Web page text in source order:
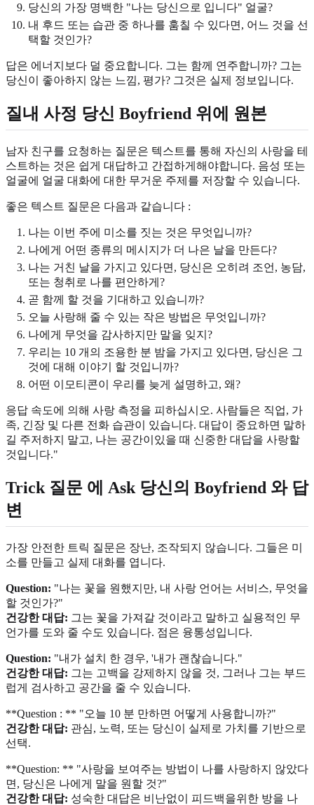
당신의 가장 명백한 "나는 당신으로 입니다" 얼굴?
내 후드 또는 습관 중 하나를 훔칠 수 있다면, 어느 것을 선
택할 것인가?
답은 에너지보다 덜 중요합니다. 그는 함께 연주합니까? 그는
당신이 좋아하지 않는 느낌, 평가? 그것은 실제 정보입니다.
질내 사정 당신 Boyfriend 위에 원본
남자 친구를 요청하는 질문은 텍스트를 통해 자신의 사랑을 테
스트하는 것은 쉽게 대답하고 간접하게해야합니다. 음성 또는
얼굴에 얼굴 대화에 대한 무거운 주제를 저장할 수 있습니다.
좋은 텍스트 질문은 다음과 같습니다 :
나는 이번 주에 미소를 짓는 것은 무엇입니까?
나에게 어떤 종류의 메시지가 더 나은 날을 만든다?
나는 거친 날을 가지고 있다면, 당신은 오히려 조언, 농담,
또는 청취로 나를 편안하게?
곧 함께 할 것을 기대하고 있습니까?
오늘 사랑해 줄 수 있는 작은 방법은 무엇입니까?
나에게 무엇을 감사하지만 말을 잊지?
우리는 10 개의 조용한 분 밤을 가지고 있다면, 당신은 그
것에 대해 이야기 할 것입니까?
어떤 이모티콘이 우리를 늦게 설명하고, 왜?
응답 속도에 의해 사랑 측정을 피하십시오. 사람들은 직업, 가
족, 긴장 및 다른 전화 습관이 있습니다. 대답이 중요하면 말하
길 주저하지 말고, 나는 공간이있을 때 신중한 대답을 사랑할
것입니다."
Trick 질문 에 Ask 당신의 Boyfriend 와 답
변
가장 안전한 트릭 질문은 장난, 조작되지 않습니다. 그들은 미
소를 만들고 실제 대화를 엽니다.
Question: "나는 꽃을 원했지만, 내 사랑 언어는 서비스, 무엇을
할 것인가?"
건강한 대답: 그는 꽃을 가져갈 것이라고 말하고 실용적인 무
언가를 도와 줄 수도 있습니다. 점은 융통성입니다.
Question: "내가 설치 한 경우, '내가 괜찮습니다."
건강한 대답: 그는 고백을 강제하지 않을 것, 그러나 그는 부드
럽게 검사하고 공간을 줄 수 있습니다.
**Question : ** "오늘 10 분 만하면 어떻게 사용합니까?"
건강한 대답: 관심, 노력, 또는 당신이 실제로 가치를 기반으로
선택.
**Question: ** "사랑을 보여주는 방법이 나를 사랑하지 않았다
면, 당신은 나에게 말을 원할 것?"
건강한 대답: 성숙한 대답은 비난없이 피드백을위한 방을 나